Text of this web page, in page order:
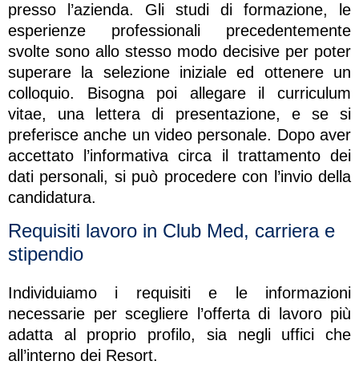
presso l’azienda. Gli studi di formazione, le
esperienze professionali precedentemente
svolte sono allo stesso modo decisive per poter
superare la selezione iniziale ed ottenere un
colloquio. Bisogna poi allegare il curriculum
vitae, una lettera di presentazione, e se si
preferisce anche un video personale. Dopo aver
accettato l’informativa circa il trattamento dei
dati personali, si può procedere con l’invio della
candidatura.
Requisiti lavoro in Club Med, carriera e
stipendio
Individuiamo i requisiti e le informazioni
necessarie per scegliere l’offerta di lavoro più
adatta al proprio profilo, sia negli uffici che
all’interno dei Resort.